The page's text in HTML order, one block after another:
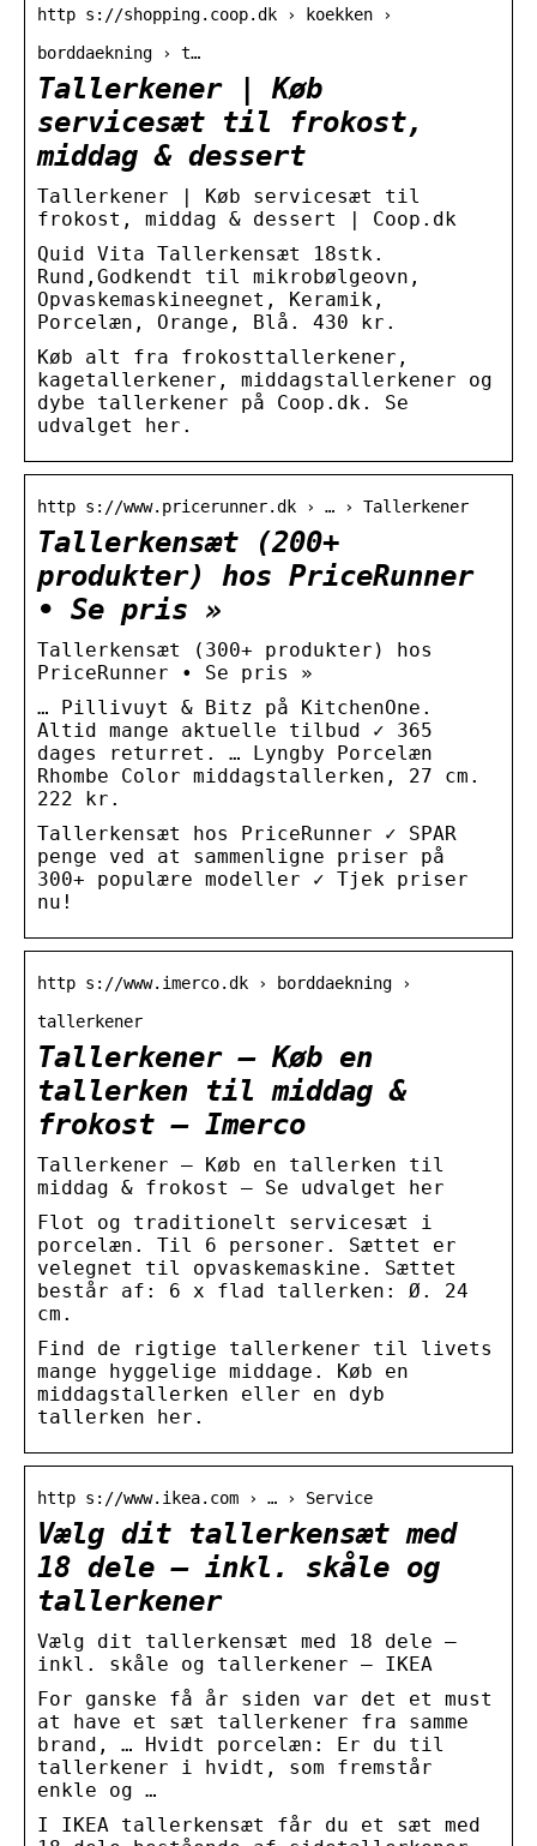
http s://shopping.coop.dk › koekken ›
borddaekning › t…
Tallerkener | Køb
servicesæt til frokost,
middag & dessert
Tallerkener | Køb servicesæt til
frokost, middag & dessert | Coop.dk
Quid Vita Tallerkensæt 18stk.
Rund,Godkendt til mikrobølgeovn,
Opvaskemaskineegnet, Keramik,
Porcelæn, Orange, Blå. 430 kr.
Køb alt fra frokosttallerkener,
kagetallerkener, middagstallerkener og
dybe tallerkener på Coop.dk. Se
udvalget her.
http s://www.pricerunner.dk › … › Tallerkener
Tallerkensæt (200+
produkter) hos PriceRunner
• Se pris »
Tallerkensæt (300+ produkter) hos
PriceRunner • Se pris »
… Pillivuyt & Bitz på KitchenOne.
Altid mange aktuelle tilbud ✓ 365
dages returret. … Lyngby Porcelæn
Rhombe Color middagstallerken, 27 cm.
222 kr.
Tallerkensæt hos PriceRunner ✓ SPAR
penge ved at sammenligne priser på
300+ populære modeller ✓ Tjek priser
nu!
http s://www.imerco.dk › borddaekning ›
tallerkener
Tallerkener – Køb en
tallerken til middag &
frokost – Imerco
Tallerkener – Køb en tallerken til
middag & frokost – Se udvalget her
Flot og traditionelt servicesæt i
porcelæn. Til 6 personer. Sættet er
velegnet til opvaskemaskine. Sættet
består af: 6 x flad tallerken: Ø. 24
cm.
Find de rigtige tallerkener til livets
mange hyggelige middage. Køb en
middagstallerken eller en dyb
tallerken her.
http s://www.ikea.com › … › Service
Vælg dit tallerkensæt med
18 dele – inkl. skåle og
tallerkener
Vælg dit tallerkensæt med 18 dele –
inkl. skåle og tallerkener – IKEA
For ganske få år siden var det et must
at have et sæt tallerkener fra samme
brand, … Hvidt porcelæn: Er du til
tallerkener i hvidt, som fremstår
enkle og …
I IKEA tallerkensæt får du et sæt med